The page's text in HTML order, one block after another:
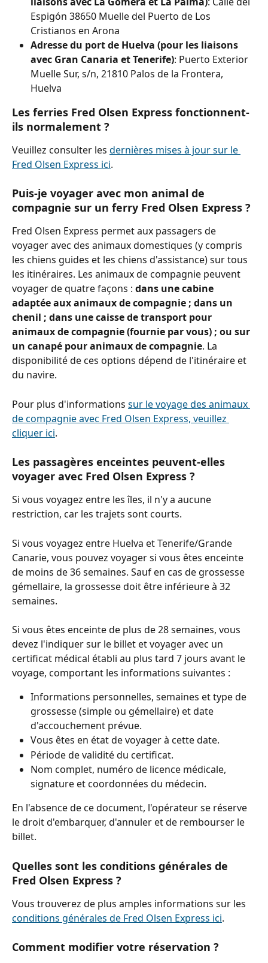
Espigón 38650 Muelle del Puerto de Los
Cristianos en Arona
Adresse du port de Huelva (pour les liaisons
avec Gran Canaria et Tenerife): Puerto Exterior
Muelle Sur, s/n, 21810 Palos de la Frontera,
Huelva
Les ferries Fred Olsen Express fonctionnent-
ils normalement ?
Veuillez consulter les dernières mises à jour sur le
Fred Olsen Express ici.
Puis-je voyager avec mon animal de
compagnie sur un ferry Fred Olsen Express ?
Fred Olsen Express permet aux passagers de
voyager avec des animaux domestiques (y compris
les chiens guides et les chiens d'assistance) sur tous
les itinéraires. Les animaux de compagnie peuvent
voyager de quatre façons : dans une cabine
adaptée aux animaux de compagnie ; dans un
chenil ; dans une caisse de transport pour
animaux de compagnie (fournie par vous) ; ou sur
un canapé pour animaux de compagnie. La
disponibilité de ces options dépend de l'itinéraire et
du navire.
Pour plus d'informations sur le voyage des animaux
de compagnie avec Fred Olsen Express, veuillez
cliquer ici.
Les passagères enceintes peuvent-elles
voyager avec Fred Olsen Express ?
Si vous voyagez entre les îles, il n'y a aucune
restriction, car les trajets sont courts.
Si vous voyagez entre Huelva et Tenerife/Grande
Canarie, vous pouvez voyager si vous êtes enceinte
de moins de 36 semaines. Sauf en cas de grossesse
gémellaire, la grossesse doit être inférieure à 32
semaines.
Si vous êtes enceinte de plus de 28 semaines, vous
devez l'indiquer sur le billet et voyager avec un
certificat médical établi au plus tard 7 jours avant le
voyage, comportant les informations suivantes :
Informations personnelles, semaines et type de
grossesse (simple ou gémellaire) et date
d'accouchement prévue.
Vous êtes en état de voyager à cette date.
Période de validité du certificat.
Nom complet, numéro de licence médicale,
signature et coordonnées du médecin.
En l'absence de ce document, l'opérateur se réserve
le droit d'embarquer, d'annuler et de rembourser le
billet.
Quelles sont les conditions générales de
Fred Olsen Express ?
Vous trouverez de plus amples informations sur les
conditions générales de Fred Olsen Express ici.
Comment modifier votre réservation ?